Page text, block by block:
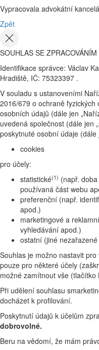
Vypracovala advokátní
Zpět
SOUHLAS SE
Identifikace správce: Václav
Hradiště, IČ: 75323397 .
V souladu s ustanoveními
2016/679 o ochraně
osobních údajů (dále jen
uvedená společnost (dále jen
poskytnuté osobní údaje
cookies
pro účely:
statistické(1) (např.
používaná část webu
preferenční (např.
apod.)
marketingové a
vyhledávání apod.)
ostatní (jiné
Souhlas je možno nastavit
pouze pro některé účely
možné zamítnout vše (tlačítko
Při udělení souhlasu
docházet k profilování.
Poskytnutí údajů k účelům
dobrovolné.
Beru na vědomí, že mám